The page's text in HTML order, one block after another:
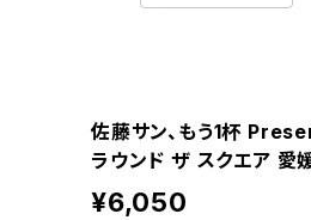
佐藤サン、もう1杯
ラウンド ザ スクエア 愛
¥6,050